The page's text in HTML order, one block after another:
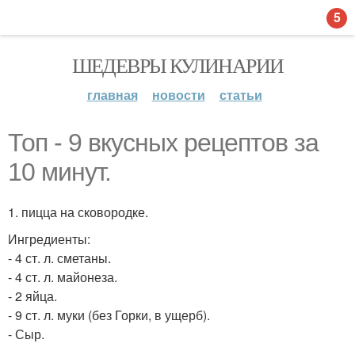
ШЕДЕВРЫ КУЛИНАРИИ
главная новости статьи
Топ - 9 вкусных рецептов за
10 минут.
1. пицца на сковородке.
Ингредиенты:
- 4 ст. л. сметаны.
- 4 ст. л. майонеза.
- 2 яйца.
- 9 ст. л. муки (без Горки, в ущерб).
- Сыр.
5